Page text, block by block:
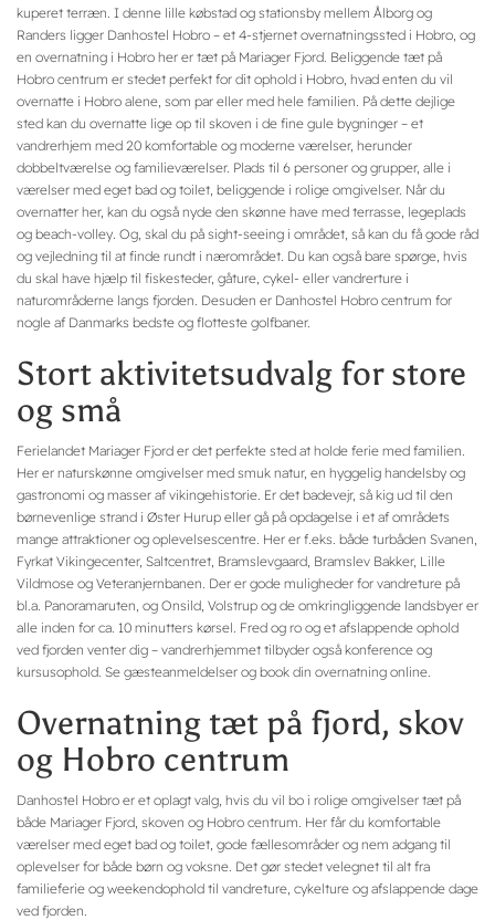
kuperet terræn. I denne lille købstad og stationsby mellem Ålborg og
Randers ligger Danhostel Hobro – et 4-stjernet overnatningssted i Hobro, og
en overnatning i Hobro her er tæt på Mariager Fjord. Beliggende tæt på
Hobro centrum er stedet perfekt for dit ophold i Hobro, hvad enten du vil
overnatte i Hobro alene, som par eller med hele familien. På dette dejlige
sted kan du overnatte lige op til skoven i de fine gule bygninger – et
vandrerhjem med 20 komfortable og moderne værelser, herunder
dobbeltværelse og familieværelser. Plads til 6 personer og grupper, alle i
værelser med eget bad og toilet, beliggende i rolige omgivelser. Når du
overnatter her, kan du også nyde den skønne have med terrasse, legeplads
og beach-volley. Og, skal du på sight-seeing i området, så kan du få gode råd
og vejledning til at finde rundt i nærområdet. Du kan også bare spørge, hvis
du skal have hjælp til fiskesteder, gåture, cykel- eller vandrerture i
naturområderne langs fjorden. Desuden er Danhostel Hobro centrum for
nogle af Danmarks bedste og flotteste golfbaner.
Stort aktivitetsudvalg for store
og små
Ferielandet Mariager Fjord er det perfekte sted at holde ferie med familien.
Her er naturskønne omgivelser med smuk natur, en hyggelig handelsby og
gastronomi og masser af vikingehistorie. Er det badevejr, så kig ud til den
børnevenlige strand i Øster Hurup eller gå på opdagelse i et af områdets
mange attraktioner og oplevelsescentre. Her er f.eks. både turbåden Svanen,
Fyrkat Vikingecenter, Saltcentret, Bramslevgaard, Bramslev Bakker, Lille
Vildmose og Veteranjernbanen. Der er gode muligheder for vandreture på
bl.a. Panoramaruten, og Onsild, Volstrup og de omkringliggende landsbyer er
alle inden for ca. 10 minutters kørsel. Fred og ro og et afslappende ophold
ved fjorden venter dig – vandrerhjemmet tilbyder også konference og
kursusophold. Se gæsteanmeldelser og book din overnatning online.
Overnatning tæt på fjord, skov
og Hobro centrum
Danhostel Hobro er et oplagt valg, hvis du vil bo i rolige omgivelser tæt på
både Mariager Fjord, skoven og Hobro centrum. Her får du komfortable
værelser med eget bad og toilet, gode fællesområder og nem adgang til
oplevelser for både børn og voksne. Det gør stedet velegnet til alt fra
familieferie og weekendophold til vandreture, cykelture og afslappende dage
ved fjorden.